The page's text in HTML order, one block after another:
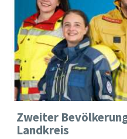
Zweiter
Landkreis